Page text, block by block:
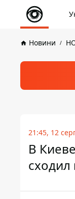
Новини
21:45, 12
В
сходил